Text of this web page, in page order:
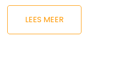
LEES MEER